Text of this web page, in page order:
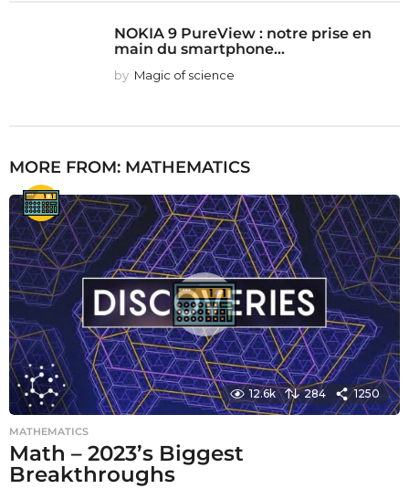
NOKIA 9 PureView : notre prise en
main du smartphone...
by Magic of science
MORE FROM: MATHEMATICS
12.6k 284 1250
MATHEMATICS
Math – 2023’s Biggest
Breakthroughs